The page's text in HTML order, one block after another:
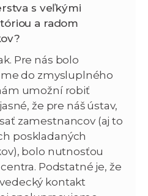
s veľkými
a radom
Pre nás bolo
do zmysluplného
umožní robiť
že pre náš ústav,
zamestnancov (aj to
poskladaných
bolo nutnosťou
Podstatné je, že
kontakt